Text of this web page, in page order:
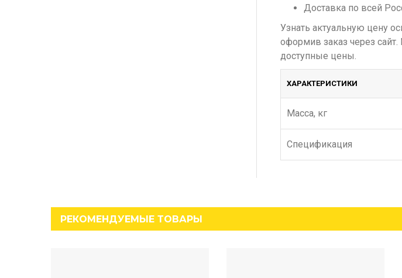
Доставка по всей
Узнать актуальную цену
оформив заказ через
доступные цены.
ХАРАКТЕРИСТИКИ
Масса, кг
Спецификация
РЕКОМЕНДУЕМЫЕ ТОВАРЫ